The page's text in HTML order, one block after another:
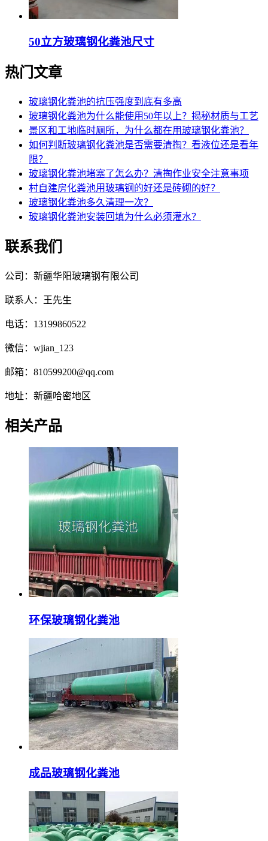
50立方玻璃钢化粪池尺寸
热门文章
玻璃钢化粪池的抗压强度到底有多高
玻璃钢化粪池为什么能使用50年以上？揭秘材质与工艺
景区和工地临时厕所，为什么都在用玻璃钢化粪池？
如何判断玻璃钢化粪池是否需要清掏？看液位还是看年
限？
玻璃钢化粪池堵塞了怎么办？清掏作业安全注意事项
村自建房化粪池用玻璃钢的好还是砖砌的好？
玻璃钢化粪池多久清理一次？
玻璃钢化粪池安装回填为什么必须灌水？
联系我们
公司：新疆华阳玻璃钢有限公司
联系人：王先生
电话：13199860522
微信：wjian_123
邮箱：810599200@qq.com
地址：新疆哈密地区
相关产品
环保玻璃钢化粪池
成品玻璃钢化粪池